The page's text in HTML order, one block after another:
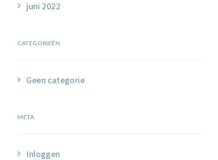
juni 2022
CATEGORIEËN
Geen categorie
META
Inloggen